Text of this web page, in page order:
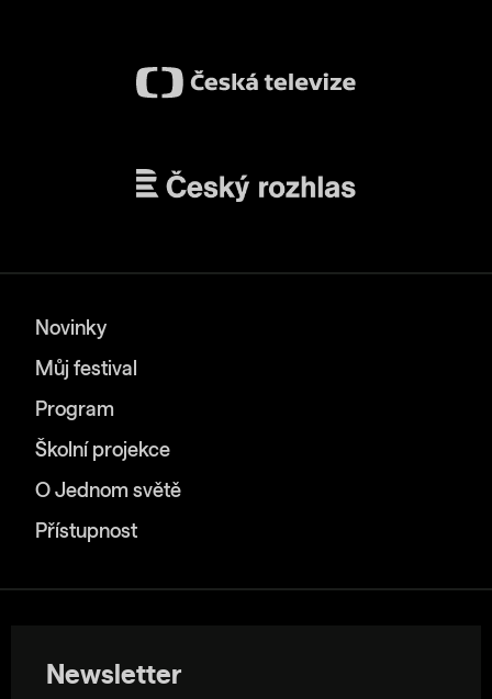
Novinky
Můj festival
Program
Školní projekce
O Jednom světě
Přístupnost
Newsletter